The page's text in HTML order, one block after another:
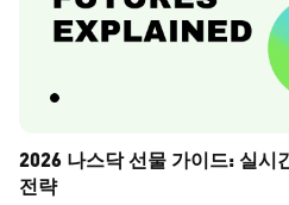
2026 나스닥 선물 가이드: 실시
전략